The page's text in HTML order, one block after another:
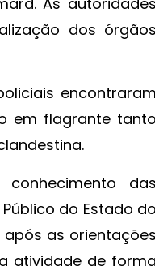
dos
em flagrante
do Estado
as
atividade de